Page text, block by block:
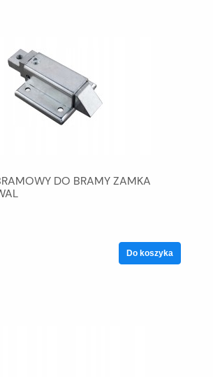
DO BRAMY ZAMKA
Do koszyka